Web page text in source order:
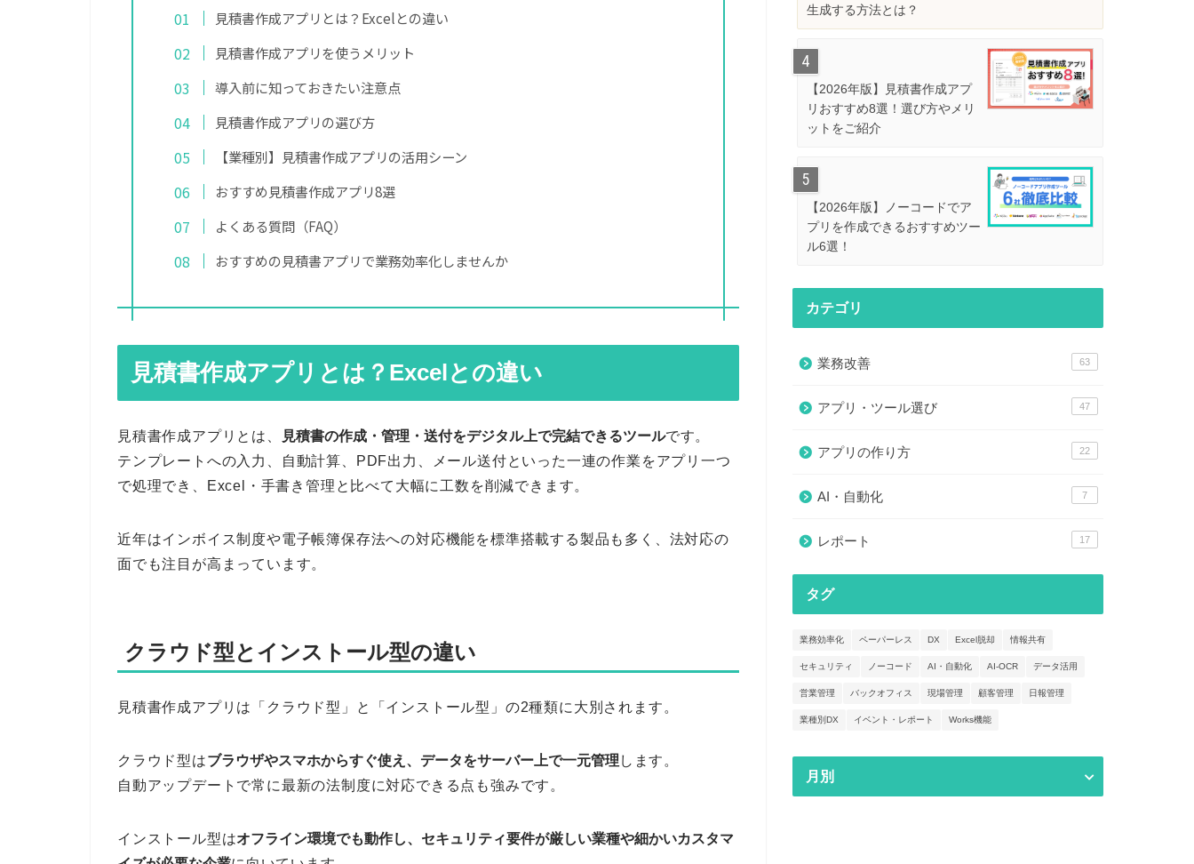
見積書作成アプリとは？Excelとの違い
見積書作成アプリを使うメリット
導入前に知っておきたい注意点
見積書作成アプリの選び方
【業種別】見積書作成アプリの活用シーン
おすすめ見積書作成アプリ8選
よくある質問（FAQ）
おすすめの見積書アプリで業務効率化しませんか
見積書作成アプリとは？Excelとの違い
見積書作成アプリとは、 見積書の作成・管理・送付をデジタル上で完結できるツールです。
テンプレートへの入力、自動計算、PDF出力、メール送付といった一連の作業をアプリ一つ
で処理でき、Excel・手書き管理と比べて大幅に工数を削減できます。
近年はインボイス制度や電子帳簿保存法への対応機能を標準搭載する製品も多く、法対応の
面でも注目が高まっています。
クラウド型とインストール型の違い
見積書作成アプリは「クラウド型」と「インストール型」の2種類に大別されます。
クラウド型はブラウザやスマホからすぐ使え、データをサーバー上で一元管理 します。
自動アップデートで常に最新の法制度に対応できる点も強みです。
インストール型はオフライン環境でも動作し、セキュリティ要件が厳しい業種や細かいカスタマ
生成する方法とは？
【2026年版】見積書作成アプ
リおすすめ8選！選び方やメリ
ットをご紹介
【2026年版】ノーコードでア
プリを作成できるおすすめツー
ル6選！
カテゴリ
業務改善 63
アプリ・ツール選び 47
アプリの作り方 22
AI・自動化 7
レポート 17
タグ
業務効率化 ペーパーレス DX Excel脱却 情報共有
セキュリティ ノーコード AI・自動化 AI-OCR データ活用
営業管理 バックオフィス 現場管理 顧客管理 日報管理
業種別DX イベント・レポート Works機能
月別